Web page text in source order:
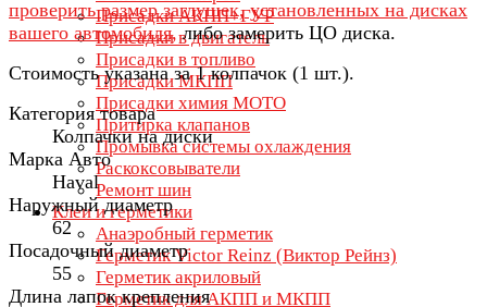
Присадки АКПП+ГУР
Присадки в двигатель
Присадки в топливо
Присадки МКПП
Присадки химия МОТО
Притирка клапанов
Промывка системы охлаждения
Раскоксовыватели
Ремонт шин
Клеи и герметики
Анаэробный герметик
Герметик Victor Reinz (Виктор Рейнз)
Герметик акриловый
Герметик для АКПП и МКПП
проверить размер заглушек, установленных на дисках
вашего автомобиля,либо замерить ЦО диска.
Стоимость указана за 1 колпачок (1 шт.).
Категория товара
Колпачки на диски
Марка Авто
Haval
Наружный диаметр
62
Посадочный диаметр
55
Длина лапок крепления